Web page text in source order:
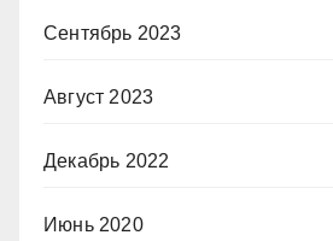
Сентябрь 2023
Август 2023
Декабрь 2022
Июнь 2020